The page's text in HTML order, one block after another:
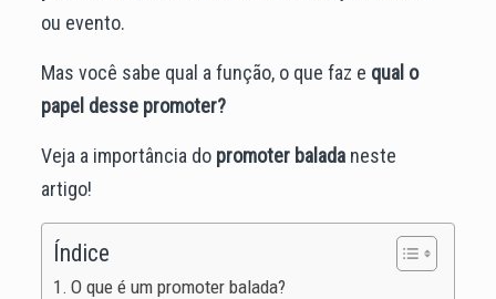
ou evento.
Mas você sabe qual a função, o que faz e qual o
papel desse promoter?
Veja a importância do promoter baladaneste
artigo!
Índice
O que é um promoter balada?